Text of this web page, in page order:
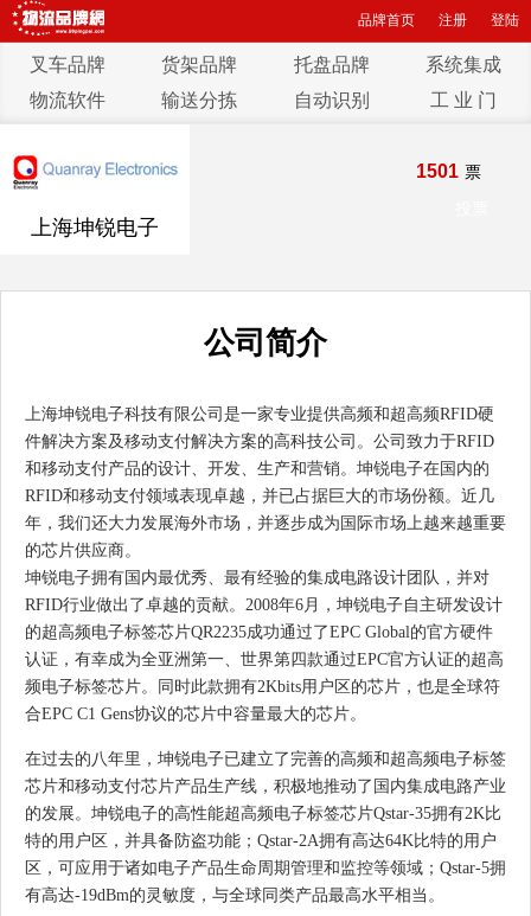
品牌首页 注册 登陆
叉车品牌 货架品牌 托盘品牌
系统集成
物流软件
输送分拣 自动识别 工 业 门
上海坤锐电子
1501 票
公司简介
上海坤锐电子科技有限公司是一家专业提供高频和超高频RFID硬
件解决方案及移动支付解决方案的高科技公司。公司致力于RFID
和移动支付产品的设计、开发、生产和营销。坤锐电子在国内的
RFID和移动支付领域表现卓越，并已占据巨大的市场份额。近几
年，我们还大力发展海外市场，并逐步成为国际市场上越来越重要
的芯片供应商。
坤锐电子拥有国内最优秀、最有经验的集成电路设计团队，并对
RFID行业做出了卓越的贡献。2008年6月，坤锐电子自主研发设计
的超高频电子标签芯片QR2235成功通过了EPC Global的官方硬件
认证，有幸成为全亚洲第一、世界第四款通过EPC官方认证的超高
频电子标签芯片。同时此款拥有2Kbits用户区的芯片，也是全球符
合EPC C1 Gens协议的芯片中容量最大的芯片。
在过去的八年里，坤锐电子已建立了完善的高频和超高频电子标签
芯片和移动支付芯片产品生产线，积极地推动了国内集成电路产业
的发展。坤锐电子的高性能超高频电子标签芯片Qstar-35拥有2K比
特的用户区，并具备防盗功能；Qstar-2A拥有高达64K比特的用户
区，可应用于诸如电子产品生命周期管理和监控等领域；Qstar-5拥
有高达-19dBm的灵敏度，与全球同类产品最高水平相当。